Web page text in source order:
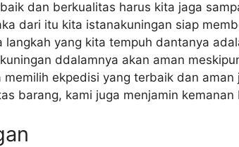
dan berkualitas harus kita jaga
dari itu kita istanakuningan siap
langkah yang kita tempuh dantanya
ddalamnya akan aman
ekpedisi yang terbaik dan
barang, kami juga menjamin